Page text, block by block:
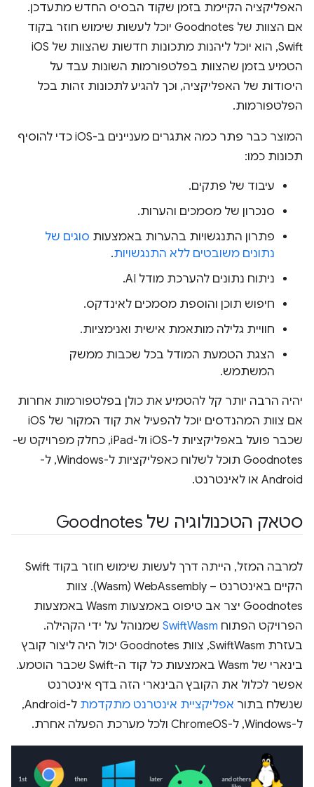
האפליקציה הקיימת בזמן שקוד הבסיס החדש מתעדכן.
אם הצוות של Goodnotes יוכל לעשות שימוש חוזר בקוד
Swift, הוא יוכל ליהנות מתכונות חדשות שהצוות של iOS
הטמיע בזמן שהצוות בפלטפורמות השונות עבד על
היסודות של האפליקציה, וכך להגיע לתכונות זהות בכל
הפלטפורמות.
המוצר כבר פתר כמה אתגרים מעניינים ב-iOS כדי להוסיף
תכונות כמו:
עיבוד של פתקים.
סנכרון של מסמכים והערות.
פתרון התנגשויות בהערות באמצעות סוגים של
נתונים משובטים ללא התנגשויות.
ניתוח נתונים להערכת מודל AI.
חיפוש תוכן והוספת מסמכים לאינדקס.
חוויית גלילה מותאמת אישית ואנימציות.
הצגת הטמעת המודל בכל שכבות ממשק
המשתמש.
יהיה הרבה יותר קל להטמיע את כולן בפלטפורמות אחרות
אם צוות המהנדסים יוכל להפעיל את קוד המקור של iOS
שכבר פועל באפליקציות ל-iOS ול-iPad, כחלק מפרויקט ש-
Goodnotes תוכל לשלוח כאפליקציות ל-Windows, ל-
Android או לאינטרנט.
סטאק הטכנולוגיה של Goodnotes
למרבה המזל, הייתה דרך לעשות שימוש חוזר בקוד Swift
הקיים באינטרנט – WebAssembly‏ (Wasm). צוות
Goodnotes יצר אב טיפוס באמצעות Wasm באמצעות
הפרויקט הפתוח SwiftWasm שמנוהל על ידי הקהילה.
בעזרת SwiftWasm, צוות Goodnotes יכול היה ליצור קובץ
בינארי של Wasm באמצעות כל קוד ה-Swift שכבר הוטמע.
אפשר לכלול את הקובץ הבינארי הזה בדף אינטרנט
שנשלח בתור אפליקציית אינטרנט מתקדמת
ל-Android,
ל-Windows, ל-ChromeOS ולכל מערכת הפעלה אחרת.